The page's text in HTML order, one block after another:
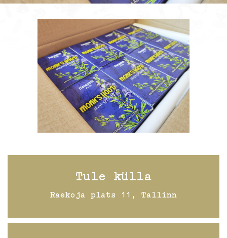
Tule külla
Raekoja plats 11, Tallinn